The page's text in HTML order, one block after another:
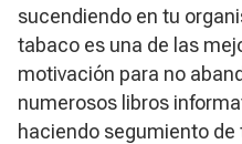
sucendiendo en tu
tabaco es una de las
motivación para no
numerosos libros
haciendo segumiento de